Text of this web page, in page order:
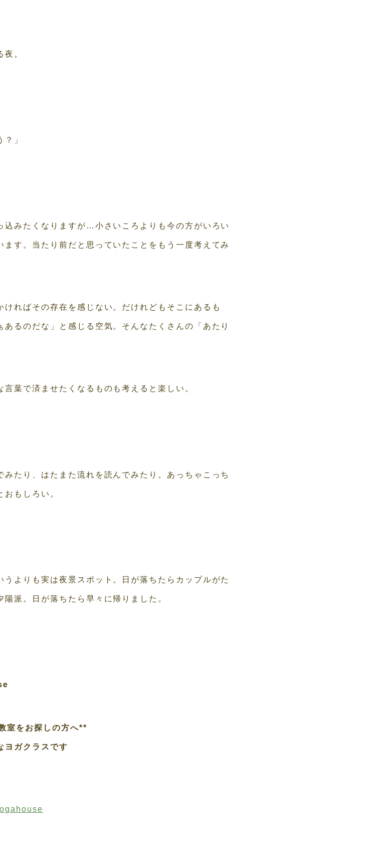
。
？」
込みたくなりますが…小さいころよりも今の方がいろい
す。当たり前だと思っていたことをもう一度考えてみ
ればその存在を感じない。だけれどもそこにあるも
るのだな」と感じる空気。そんなたくさんの「あたり
葉で済ませたくなるものも考えると楽しい。
たり、はたまた流れを読んでみたり。あっちゃこっち
もしろい。
よりも実は夜景スポット。日が落ちたらカップルがた
派。日が落ちたら早々に帰りました。
室をお探しの方へ**
ガクラスです